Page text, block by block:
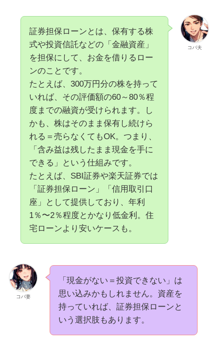
コバ夫
証券担保ローンとは、保有する株
式や投資信託などの「金融資産」
を担保にして、お金を借りるロー
ンのことです。
たとえば、300万円分の株を持って
いれば、その評価額の60～80％程
度までの融資が受けられます。し
かも、株はそのまま保有し続けら
れる＝売らなくてもOK。つまり、
「含み益は残したまま現金を手に
できる」という仕組みです。
たとえば、SBI証券や楽天証券では
「証券担保ローン」「信用取引口
座」として提供しており、年利
1％〜2％程度とかなり低金利。住
宅ローンより安いケースも。
コバ妻
「現金がない＝投資できない」は
思い込みかもしれません。資産を
持っていれば、証券担保ローンと
いう選択肢もあります。